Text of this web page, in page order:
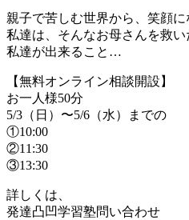
親子で苦しむ世界から、笑顔
私達は、そんなお母さんを救い
私達が出来ること…
【無料オンライン相談開設】
お一人様50分
5/3（日）〜5/6（水）までの
①10:00
②11:30
③13:30
詳しくは、
発達凸凹学習塾問い合わせ